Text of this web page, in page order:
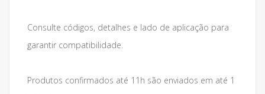
Consulte códigos, detalhes e lado de aplicação para
garantir compatibilidade.
Produtos confirmados até 11h são enviados em até 1